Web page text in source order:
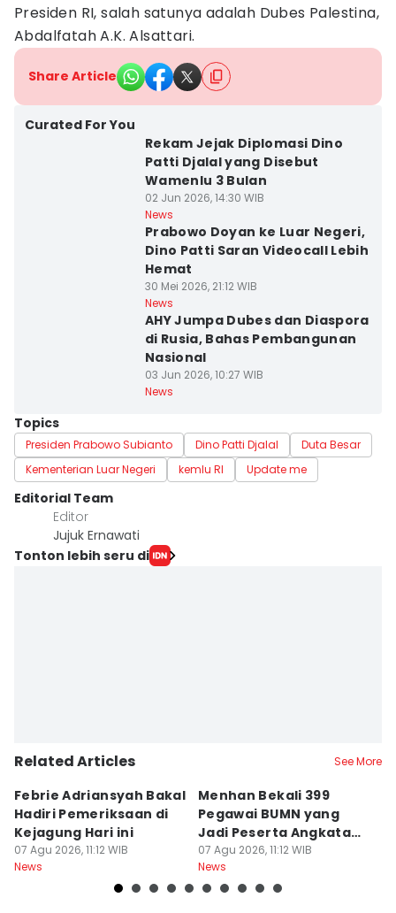
Presiden RI, salah satunya adalah Dubes Palestina,
Abdalfatah A.K. Alsattari.
Share Article
Curated For You
Rekam Jejak Diplomasi Dino
Patti Djalal yang Disebut
Wamenlu 3 Bulan
02 Jun 2026, 14:30 WIB
News
Prabowo Doyan ke Luar Negeri,
Dino Patti Saran Videocall Lebih
Hemat
30 Mei 2026, 21:12 WIB
News
AHY Jumpa Dubes dan Diaspora
di Rusia, Bahas Pembangunan
Nasional
03 Jun 2026, 10:27 WIB
News
Topics
Presiden Prabowo Subianto Dino Patti Djalal
Duta Besar
Kementerian Luar Negeri
kemlu RI Update me
Editorial Team
Editor
Jujuk Ernawati
Tonton lebih seru di
Related Articles See More
Febrie Adriansyah Bakal
Hadiri Pemeriksaan di
Kejagung Hari ini
07 Agu 2026, 11:12 WIB
News
Menhan Bekali 399
Pegawai BUMN yang
Jadi Peserta Angkatan
Perdana URI
07 Agu 2026, 11:12 WIB
News